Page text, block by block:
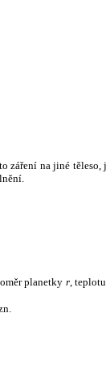
na jiné těleso,
planetky r,